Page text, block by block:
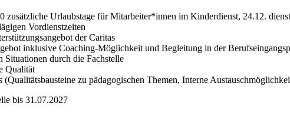
zusätzliche Urlaubstage für Mitarbeiter*innen im Kinderdienst, 24.12.
Vordienstzeiten
der Caritas
inklusive Coaching-Möglichkeit und Begleitung in der
Situationen durch die Fachstelle
Qualität
zu pädagogischen Themen, Interne
bis 31.07.2027